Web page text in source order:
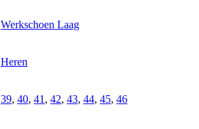
Werkschoen Laag
Heren
39, 40, 41 , 42, 43, 44, 45, 46